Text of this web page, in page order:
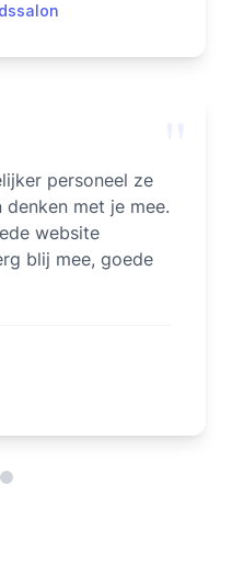
personeel ze
met je mee.
website
blij mee, goede